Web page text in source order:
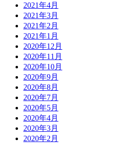
2021年4月
2021年3月
2021年2月
2021年1月
2020年12月
2020年11月
2020年10月
2020年9月
2020年8月
2020年7月
2020年5月
2020年4月
2020年3月
2020年2月